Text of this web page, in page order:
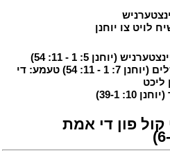
לויט צו יוחנן
ג - שוע 'לעצטע נסיעה צו ירושלים (יוחנן 7: 1 - 11: 54) טעמע: די
ליכט
פון די אמת